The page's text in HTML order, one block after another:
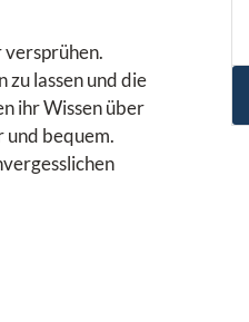
versprühen.
zu lassen und die
ihr Wissen über
und bequem.